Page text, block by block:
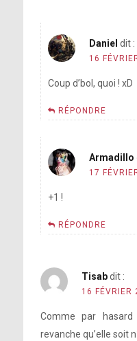
Daniel dit :
16
Coup d’bol, quoi ! xD
RÉPONDRE
Armadillo
17
+1 !
RÉPONDRE
Tisab dit :
16 FÉVRIER
Comme par
revanche qu’elle soit